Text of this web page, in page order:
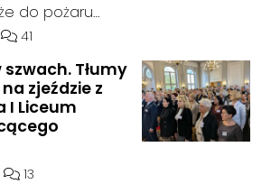
do pożaru
nielegalnie
Liczba komentarzy artykułu:
41
Tłumy
zjeździe z
I Liceum
im. Henryka
Liczba komentarzy artykułu:
13